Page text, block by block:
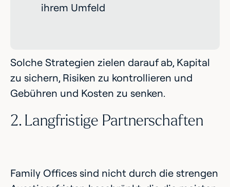
ihrem Umfeld
Solche Strategien zielen darauf ab, Kapital
zu sichern, Risiken zu kontrollieren und
Gebühren und Kosten zu senken.
2. Langfristige Partnerschaften
Family Offices sind nicht durch die strengen